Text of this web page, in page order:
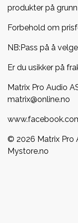
produkter på
Forbehold om
NB:Pass på å
Er du usikker på
Matrix Pro Audio
matrix@online.no
© 2026 Matrix Pro
Mystore.no